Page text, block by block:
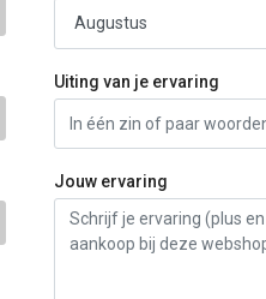
Uiting van je ervaring
Jouw ervaring